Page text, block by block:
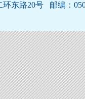
东路20号 邮编：